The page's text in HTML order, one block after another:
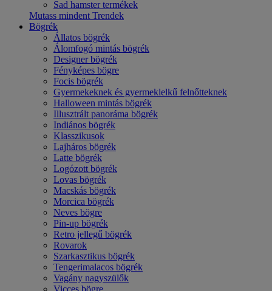
Sad hamster termékek
Mutass mindent Trendek
Bögrék
Állatos bögrék
Álomfogó mintás bögrék
Designer bögrék
Fényképes bögre
Focis bögrék
Gyermekeknek és gyermeklelkű felnőtteknek
Halloween mintás bögrék
Illusztrált panoráma bögrék
Indiános bögrék
Klasszikusok
Lajháros bögrék
Latte bögrék
Logózott bögrék
Lovas bögrék
Macskás bögrék
Morcica bögrék
Neves bögre
Pin-up bögrék
Retro jellegű bögrék
Rovarok
Szarkasztikus bögrék
Tengerimalacos bögrék
Vagány nagyszülők
Vicces bögre